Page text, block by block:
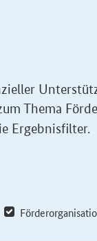
Thema
Ergebnisfilter.